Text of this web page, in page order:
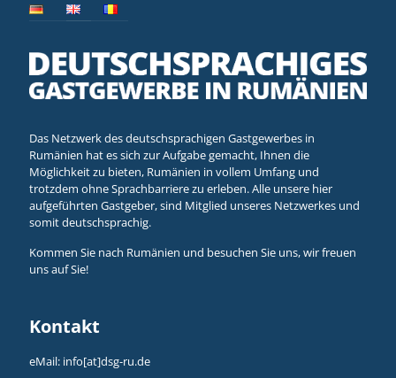
Das Netzwerk des deutschsprachigen Gastgewerbes in
Rumänien hat es sich zur Aufgabe gemacht, Ihnen die
Möglichkeit zu bieten, Rumänien in vollem Umfang und
trotzdem ohne Sprachbarriere zu erleben. Alle unsere hier
aufgeführten Gastgeber, sind Mitglied unseres Netzwerkes und
somit deutschsprachig.
Kommen Sie nach Rumänien und besuchen Sie uns, wir freuen
uns auf Sie!
Kontakt
eMail: info[at]dsg-ru.de